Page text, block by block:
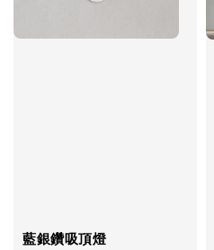
藍銀鑽吸頂燈